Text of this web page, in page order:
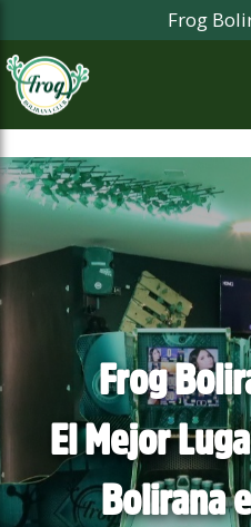
slideout menu.
Frog
Frog
El Mejor
Bolirana